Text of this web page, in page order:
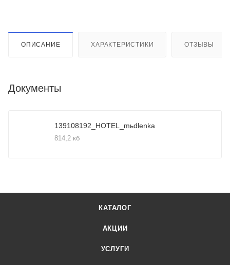
ОПИСАНИЕ ХАРАКТЕРИСТИКИ ОТЗЫВЫ
Документы
139108192_HOTEL_mьdlenka
814,2 кб
КАТАЛОГ
АКЦИИ
УСЛУГИ